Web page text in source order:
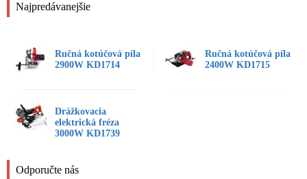
Najpredávanejšie
Ručná kotúčová píla
2900W KD1714
Ručná kotúčová píla
2400W KD1715
Drážkovacia
elektrická fréza
3000W KD1739
Odporučte nás